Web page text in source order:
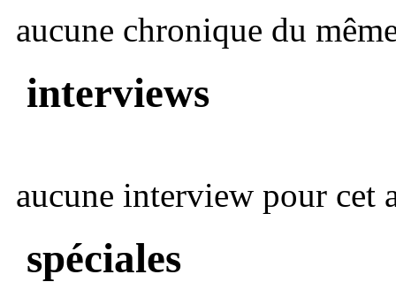
aucune chronique du
interviews
aucune interview pour cet
spéciales